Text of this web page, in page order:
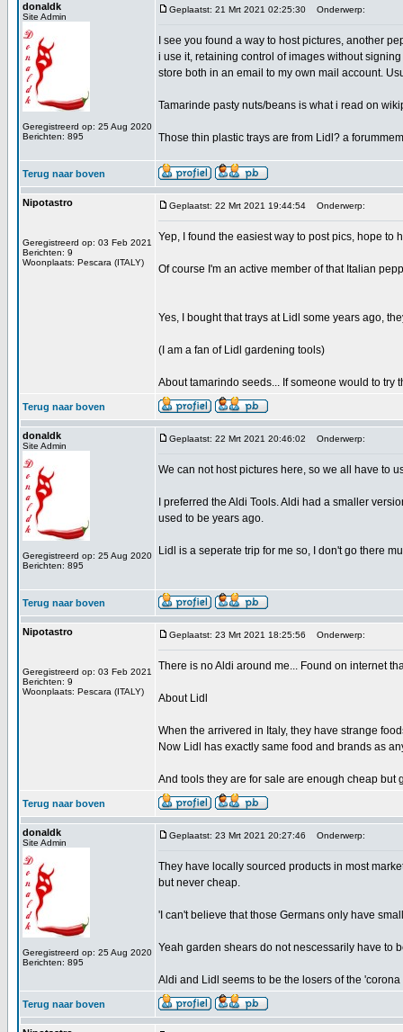
donaldk
Site Admin
Geregistreerd op: 25 Aug 2020
Berichten: 895
Geplaatst: 21 Mrt 2021 02:25:30 Onderwerp:
I see you found a way to host pictures, another
i use it, retaining control of images without
store both in an email to my own mail account.
Tamarinde pasty nuts/beans is what i read on
Those thin plastic trays are from Lidl? a
Terug naar boven
Nipotastro
Geregistreerd op: 03 Feb 2021
Berichten: 9
Woonplaats: Pescara (ITALY)
Geplaatst: 22 Mrt 2021 19:44:54 Onderwerp:
Yep, I found the easiest way to post pics, hope to
Of course I'm an active member of that Italian
Yes, I bought that trays at Lidl some years ago,
(I am a fan of Lidl gardening tools)
About tamarindo seeds... If someone would to try
Terug naar boven
donaldk
Site Admin
Geregistreerd op: 25 Aug 2020
Berichten: 895
Geplaatst: 22 Mrt 2021 20:46:02 Onderwerp:
We can not host pictures here, so we all have to
I preferred the Aldi Tools. Aldi had a smaller
used to be years ago.
Lidl is a seperate trip for me so, I don't go there
Terug naar boven
Nipotastro
Geregistreerd op: 03 Feb 2021
Berichten: 9
Woonplaats: Pescara (ITALY)
Geplaatst: 23 Mrt 2021 18:25:56 Onderwerp:
There is no Aldi around me... Found on internet
About Lidl
When the arrivered in Italy, they have strange
Now Lidl has exactly same food and brands as
And tools they are for sale are enough cheap but
Terug naar boven
donaldk
Site Admin
Geregistreerd op: 25 Aug 2020
Berichten: 895
Geplaatst: 23 Mrt 2021 20:27:46 Onderwerp:
They have locally sourced products in most
but never cheap.
'I can't believe that those Germans only have
Yeah garden shears do not nescessarily have to
Aldi and Lidl seems to be the losers of the
Terug naar boven